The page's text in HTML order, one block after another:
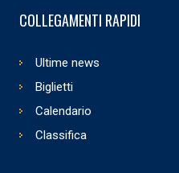
COLLEGAMENTI RAPIDI
Ultime news
Biglietti
Calendario
Classifica